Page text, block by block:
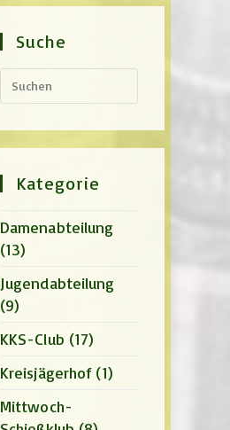
Suche
Kategorie
Damenabteilung
(13)
Jugendabteilung
(9)
KKS-Club (17)
Kreisjägerhof (1)
Mittwoch-